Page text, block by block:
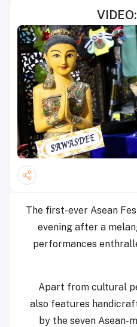
The first-ever Asean
evening after a
performances
Apart from cultural
also features
by the seven Asean-